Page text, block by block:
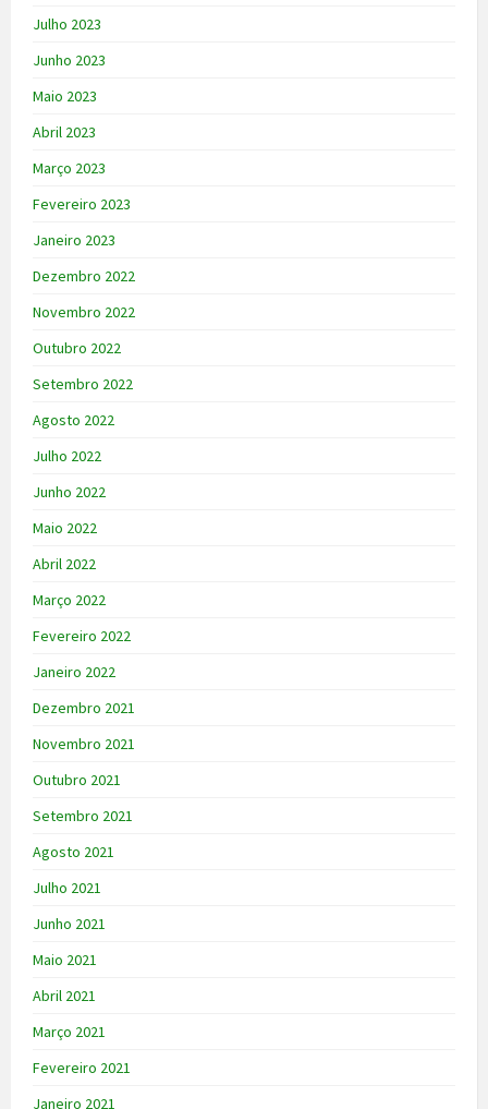
Julho 2023
Junho 2023
Maio 2023
Abril 2023
Março 2023
Fevereiro 2023
Janeiro 2023
Dezembro 2022
Novembro 2022
Outubro 2022
Setembro 2022
Agosto 2022
Julho 2022
Junho 2022
Maio 2022
Abril 2022
Março 2022
Fevereiro 2022
Janeiro 2022
Dezembro 2021
Novembro 2021
Outubro 2021
Setembro 2021
Agosto 2021
Julho 2021
Junho 2021
Maio 2021
Abril 2021
Março 2021
Fevereiro 2021
Janeiro 2021